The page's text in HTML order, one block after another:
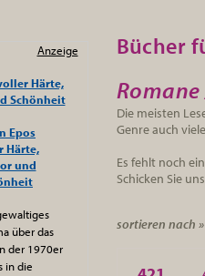
Bücher
Die meisten
Genre auch
Es fehlt noch
Schicken Sie
sortieren nach
Anzeige
Härte,
Schönheit
über das
der 1970er
in die